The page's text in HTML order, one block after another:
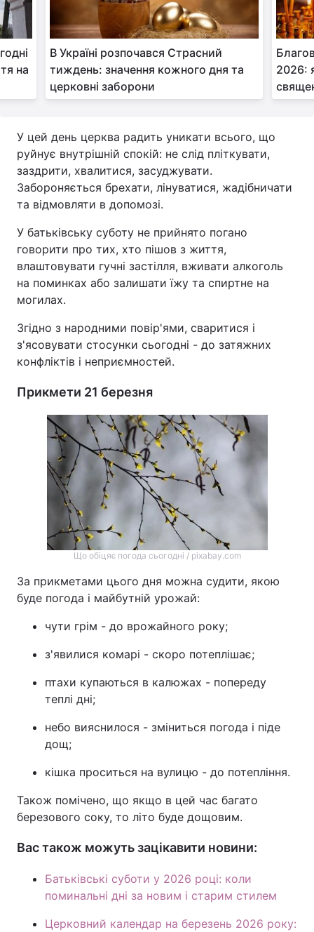
на
В Україні розпочався Страсний
тиждень: значення кожного дня та
церковні заборони
2026:
У цей день церква радить уникати всього, що
руйнує внутрішній спокій: не слід пліткувати,
заздрити, хвалитися, засуджувати.
Забороняється брехати, лінуватися, жадібничати
та відмовляти в допомозі.
У батьківську суботу не прийнято погано
говорити про тих, хто пішов з життя,
влаштовувати гучні застілля, вживати алкоголь
на поминках або залишати їжу та спиртне на
могилах.
Згідно з народними повір'ями, сваритися і
з'ясовувати стосунки сьогодні - до затяжних
конфліктів і неприємностей.
Прикмети 21 березня
Що обіцяє погода сьогодні / pixabay.com
За прикметами цього дня можна судити, якою
буде погода і майбутній урожай:
чути грім - до врожайного року;
з'явилися комарі - скоро потеплішає;
птахи купаються в калюжах - попереду
теплі дні;
небо вияснилося - зміниться погода і піде
дощ;
кішка проситься на вулицю - до потепління.
Також помічено, що якщо в цей час багато
березового соку, то літо буде дощовим.
Вас також можуть зацікавити новини:
Батьківські суботи у 2026 році: коли
поминальні дні за новим і старим стилем
Церковний календар на березень 2026 року: